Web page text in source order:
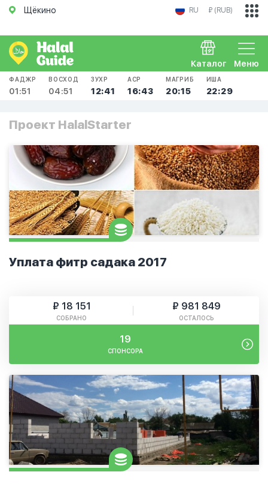
Щёкино RU ₽ (RUB)
Меню
Каталог
ФАДЖР
01:51
ВОСХОД
04:51
ЗУХР
12:41
АСР
16:43
МАГРИБ
20:15
ИША
22:29
Проект HalalStarter
Уплата фитр садака 2017
₽ 18 151
СОБРАНО
₽ 981 849
ОСТАЛОСЬ
19
СПОНСОРА